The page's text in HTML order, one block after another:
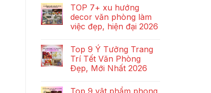
TOP 7+ xu hướng
decor văn phòng làm
việc đẹp, hiện đại 2026
Top 9 Ý Tưởng Trang
Trí Tết Văn Phòng
Đẹp, Mới Nhất 2026
Top 9 vật phẩm phong